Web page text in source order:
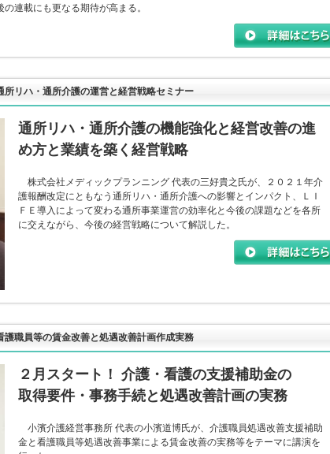
連載にも更なる期待が高まる。
所リハ・通所介護の運営と経営戦略セミナー
通所リハ・通所介護の機能強化と経営改善の進
め方と業績を築く経営戦略
株式会社メディックプランニング 代表の三好貴之氏が、２０２１年介
護報酬改定にともなう通所リハ・通所介護への影響とインパクト、ＬＩ
ＦＥ導入によって変わる通所事業運営の効率化と今後の課題などを各所
に交えながら、今後の経営戦略について解説した。
護職員等の賃金改善と処遇改善計画作成実務
２月スタート！ 介護・看護の支援補助金の
取得要件・事務手続と処遇改善計画の実務
小濱介護経営事務所 代表の小濱道博氏が、介護職員処遇改善支援補助
金と看護職員等処遇改善事業による賃金改善の実務等をテーマに講演を